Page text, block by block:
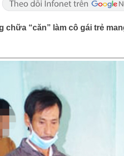
chữa “căn” làm cô gái trẻ